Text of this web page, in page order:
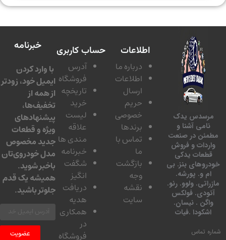
یدک
آشنا و
در صنعت
و فروش
یدکی
بنز. بی
و. پورشه.
ولوو. رنو.
فولکس
. نیسان.
.فیات
تماس
اطلاعات
درباره ما
اطلاعات
ارسال
حریم
خصوصی
برندها
تماس با
بازگشت
نقشه
سایت
حساب کاربری
آدرس
فروشگاه
تاریخچه
لیست
مندی ها
خبرنامه
شگفت
دریافت
همکاری
فروشگاه
خبرنامه
با وارد کردن
ایمیل خود، زودتر
از همه از
تخفیف‌ها،
پیشنهادهای
ویژه و قطعات
جدید مخصوص
مدل خودروی‌تان
باخبر شوید.
همیشه یک قدم
جلوتر باشید.
عضویت